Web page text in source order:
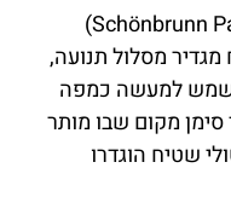
השטיחים בארמון שנברון (Schönbrunn Palace)
מסלול תנועה,
למעשה כמפה
מקום שבו מותר
שטיח הוגדרו